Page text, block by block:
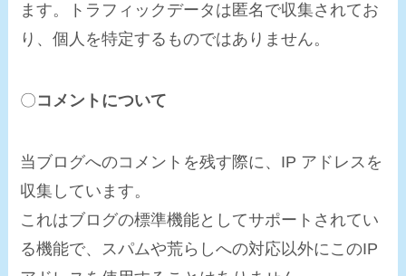
ます。トラフィックデータは匿名で収集されてお
り、個人を特定するものではありません。
〇コメントについて
当ブログへのコメントを残す際に、IP アドレスを
収集しています。
これはブログの標準機能としてサポートされてい
る機能で、スパムや荒らしへの対応以外にこのIP